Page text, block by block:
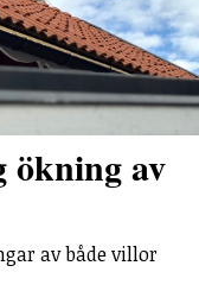
ökning av
av både villor